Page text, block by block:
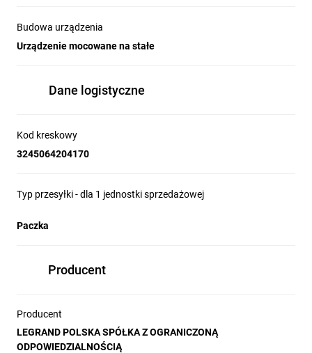
Budowa urządzenia
Urządzenie mocowane na stałe
Dane logistyczne
Kod kreskowy
3245064204170
Typ przesyłki - dla 1 jednostki sprzedażowej
Paczka
Producent
Producent
LEGRAND POLSKA SPÓŁKA Z OGRANICZONĄ
ODPOWIEDZIALNOŚCIĄ